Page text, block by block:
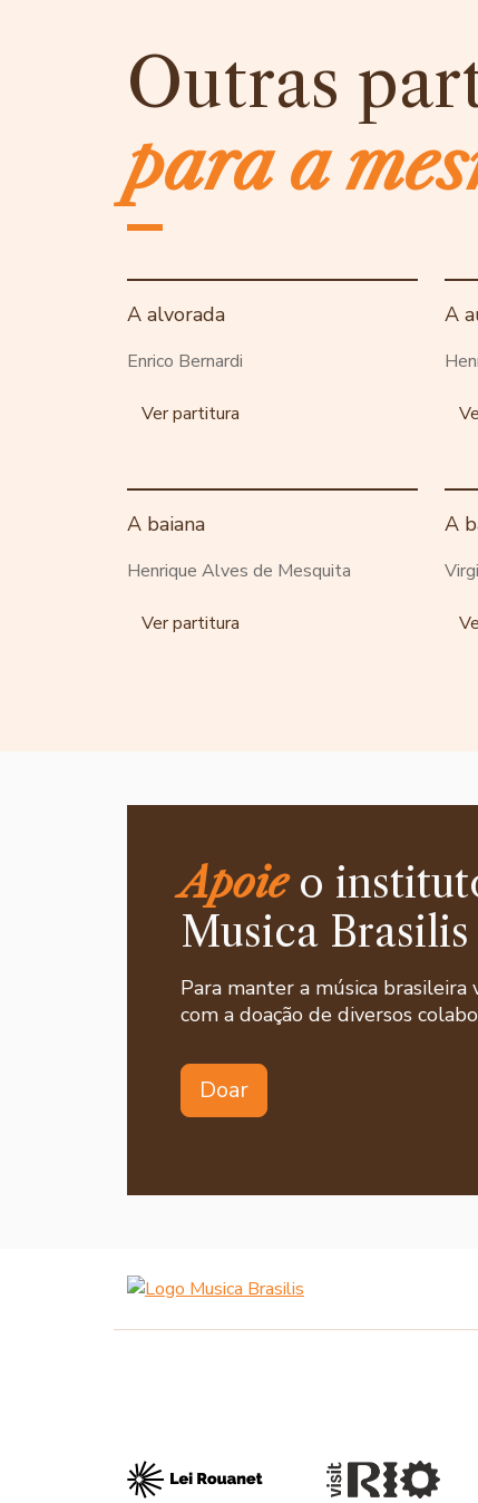
Outras
para a
A alvorada
Enrico Bernardi
Ver partitura
A
A baiana
Henrique Alves de Mesquita
Ver partitura
A
Apoieo
Musica Brasilis
Para manter a música
com a doação de diversos
Doar